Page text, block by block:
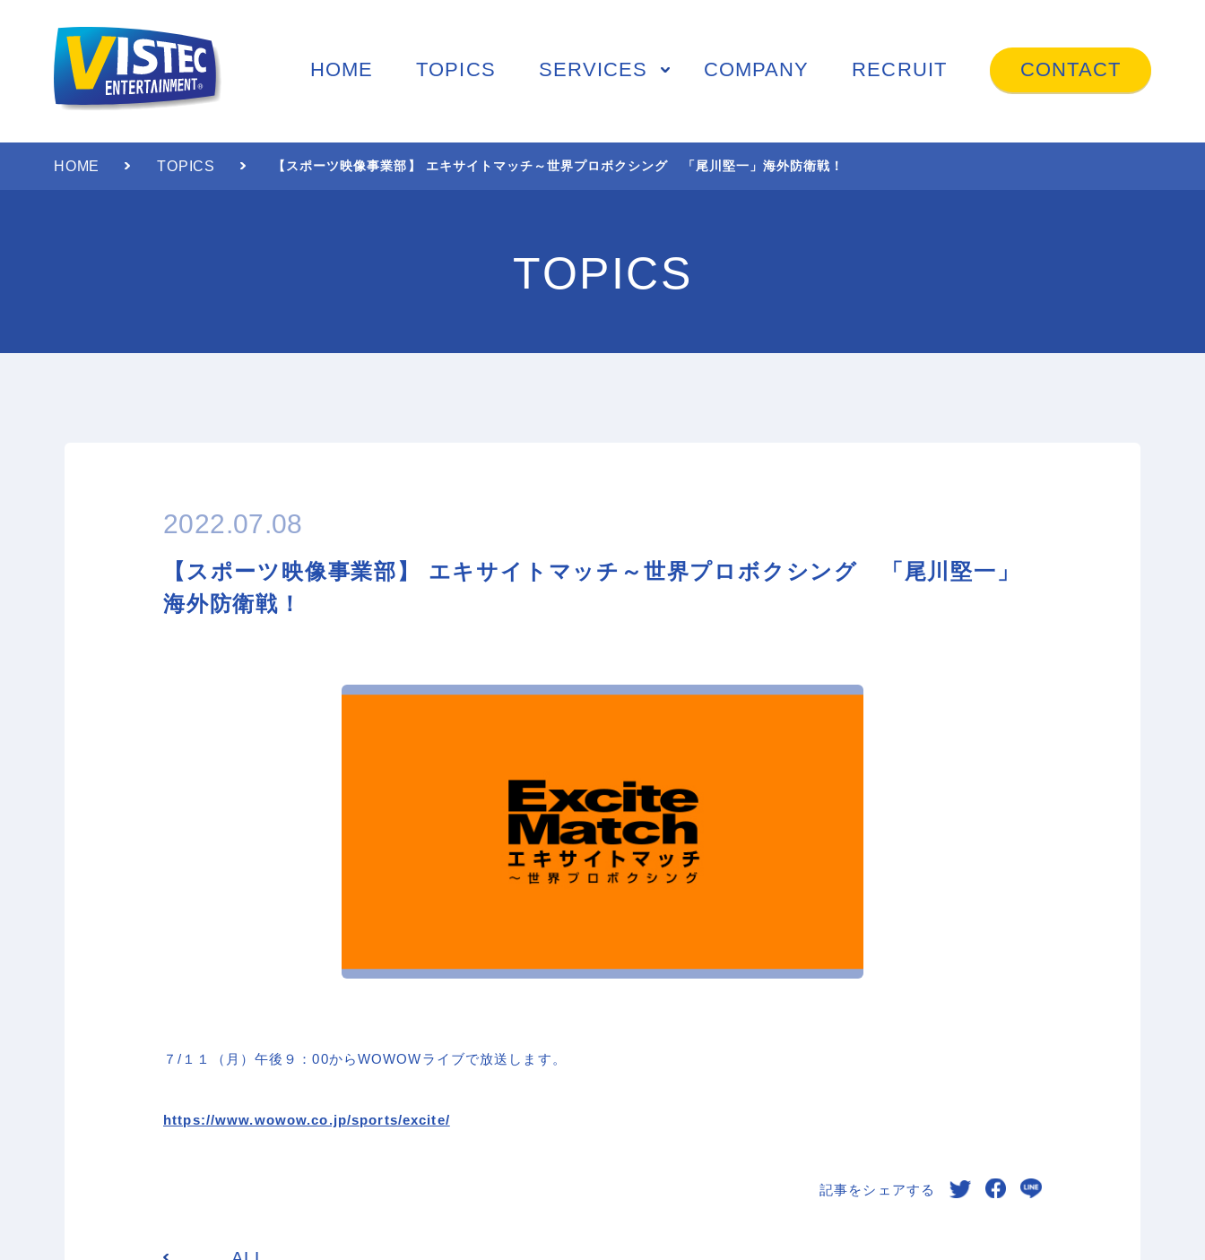
HOME TOPICS SERVICES
01 SPORTS 02 TV SHOPPING
03 MEDIA
TV番組/Web配信/DVD
04 STUDIO
撮影スタジオ
05 SHOOTING
COMPANY RECRUIT CONTACT
HOME TOPICS 【スポーツ映像事業部】 エキサイトマッチ～世界プロボクシング 「尾川堅一」海外防衛戦！
TOPICS
2022.07.08
【スポーツ映像事業部】 エキサイトマッチ～世界プロボクシング 「尾川堅一」
海外防衛戦！
７/１１（月）午後９：00からWOWOWライブで放送します。
https://www.wowow.co.jp/sports/excite/
記事をシェアする